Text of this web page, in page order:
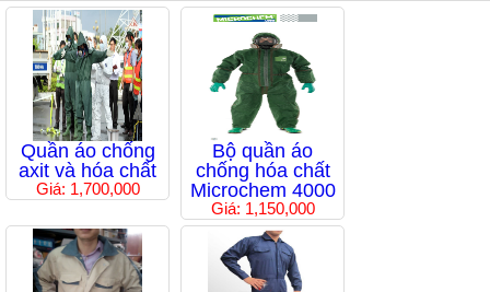
Quần áo chống
axit và hóa chất
Giá: 1,700,000
Bộ quần áo
chống hóa chất
Microchem 4000
Giá: 1,150,000